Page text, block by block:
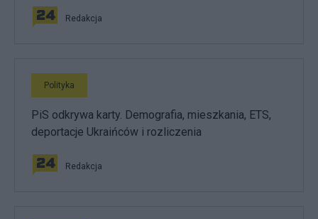
Redakcja
Polityka
PiS odkrywa karty. Demografia, mieszkania, ETS,
deportacje Ukraińców i rozliczenia
Redakcja